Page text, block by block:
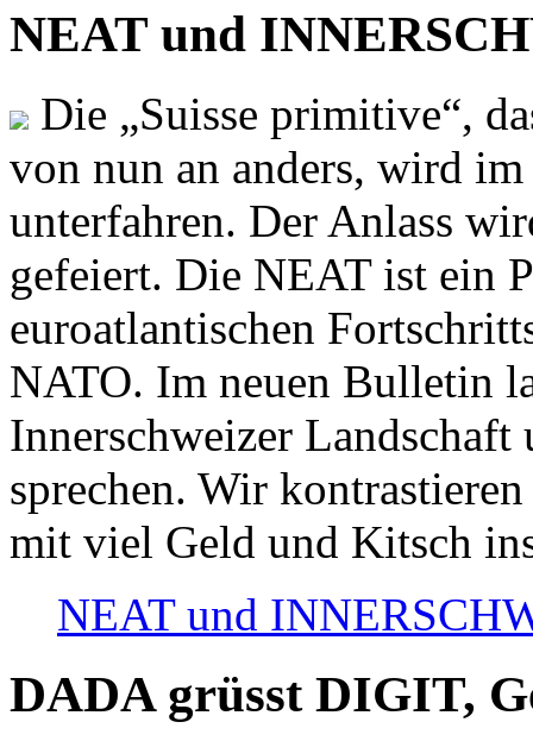
NEAT und
Die „Suisse primitive“,
von nun an anders, wird
unterfahren. Der Anlass
gefeiert. Die NEAT ist ein
euroatlantischen
NATO. Im neuen Bulletin
Innerschweizer
sprechen. Wir
mit viel Geld und Kitsch
NEAT und
DADA grüsst DIGIT,